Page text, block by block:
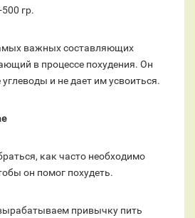
гр.
важных составляющих
в процессе похудения. Он
и не дает им усвоиться.
как часто необходимо
он помог похудеть.
привычку пить